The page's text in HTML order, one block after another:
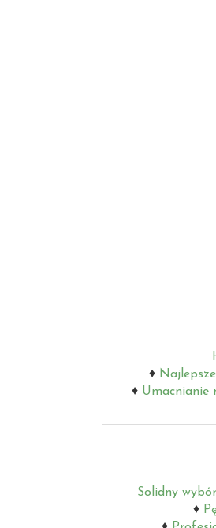
Umacnianie
Solidny